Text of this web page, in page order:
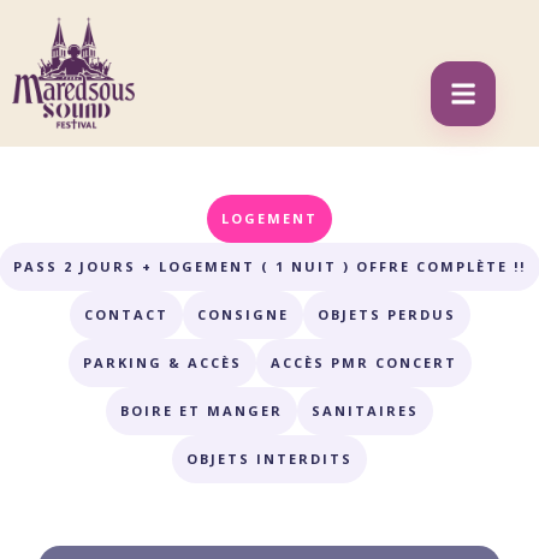
LOGEMENT
PASS 2 JOURS + LOGEMENT ( 1 NUIT ) OFFRE COMPLÈTE !!
CONTACT CONSIGNE OBJETS PERDUS
PARKING & ACCÈS ACCÈS PMR CONCERT
BOIRE ET MANGER SANITAIRES
OBJETS INTERDITS